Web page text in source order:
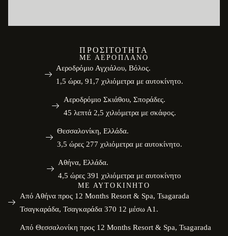
ΠΡΟΣΙΤΌΤΗΤΑ
ΜΕ ΑΕΡΟΠΛΆΝΟ
Αεροδρόμιο Αγχιάλου, Βόλος.
1,5 ώρα, 91,7 χιλιόμετρα με αυτοκίνητο.
Αεροδρόμιο Σκιάθου, Σποράδες.
45 λεπτά 2,5 χιλιόμετρα με σκάφος.
Θεσσαλονίκη, Ελλάδα.
3,5 ώρες 277 χιλιόμετρα με αυτοκίνητο.
Αθήνα, Ελλάδα.
4,5 ώρες 391 χιλιόμετρα με αυτοκίνητο
ΜΕ ΑΥΤΟΚΊΝΗΤΟ
Από Αθήνα προς 12 Months Resort & Spa, Tsagarada
Τσαγκαράδα, Τσαγκαράδα 370 12 μέσω Α1.
Από Θεσσαλονίκη προς 12 Months Resort & Spa, Tsagarada